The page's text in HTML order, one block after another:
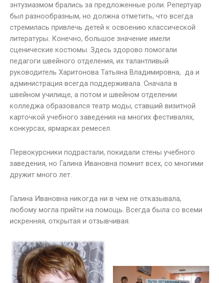
энтузиазмом брались за предложенные роли. Репертуар
был разнообразным, но должна отметить, что всегда
стремилась привлечь детей к освоению классической
литературы. Конечно, большое значение имели
сценические костюмы. Здесь здорово помогали
педагоги швейного отделения, их талантливый
руководитель Харитонова Татьяна Владимировна, да и
администрация всегда поддерживала. Сначала в
швейном училище, а потом и швейном отделении
колледжа образовался театр моды, ставший визитной
карточкой учебного заведения на многих фестивалях,
конкурсах, ярмарках ремесел.
Первокурсники подрастали, покидали стены учебного
заведения, но Галина Ивановна помнит всех, со многими
дружит много лет.
Галина Ивановна никогда ни в чем не отказывала,
любому могла прийти на помощь. Всегда была со всеми
искренняя, открытая и отзывчивая.